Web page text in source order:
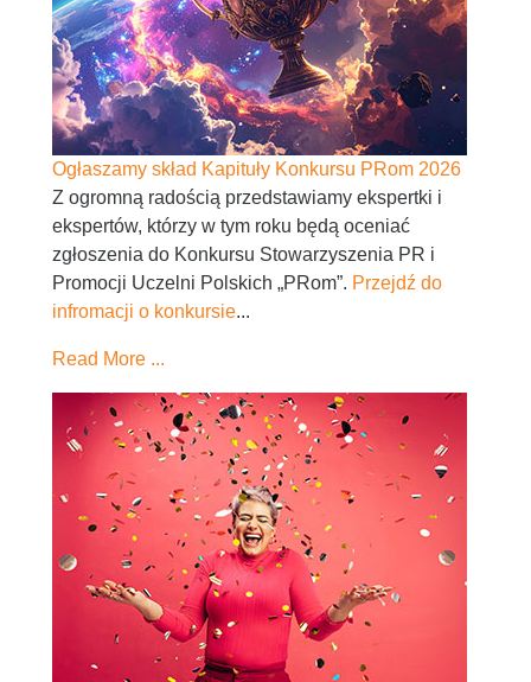
Ogłaszamy skład Kapituły Konkursu PRom 2026
Z ogromną radością przedstawiamy ekspertki i
ekspertów, którzy w tym roku będą oceniać
zgłoszenia do Konkursu Stowarzyszenia PR i
Promocji Uczelni Polskich „PRom”. Przejdź do
infromacji o konkursie...
Read More ...